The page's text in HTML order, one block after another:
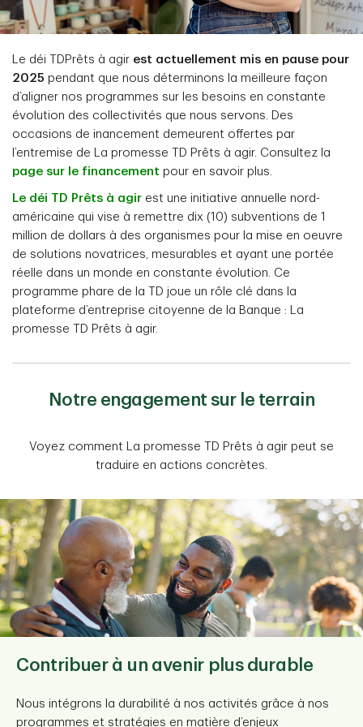
Le déi TDPrêts à agir est actuellement mis en pause pour
2025 pendant que nous déterminons la meilleure façon
d’aligner nos programmes sur les besoins en constante
évolution des collectivités que nous servons. Des
occasions de inancement demeurent offertes par
l’entremise de La promesse TD Prêts à agir. Consultez la
page sur le financement pour en savoir plus.
Le déi TD Prêts à agir est une initiative annuelle nord-
américaine qui vise à remettre dix (10) subventions de 1
million de dollars à des organismes pour la mise en oeuvre
de solutions novatrices, mesurables et ayant une portée
réelle dans un monde en constante évolution. Ce
programme phare de la TD joue un rôle clé dans la
plateforme d’entreprise citoyenne de la Banque : La
promesse TD Prêts à agir.
Notre engagement sur le terrain
Voyez comment La promesse TD Prêts à agir peut se
traduire en actions concrètes.
Contribuer à un avenir plus durable
Nous intégrons la durabilité à nos activités grâce à nos
programmes et stratégies en matière d’enjeux
Soutenir des collectivités diversifiées
La diversité et l’inclusion sont des valeurs fondamentales
qui nous aident à soutenir nos clients, collègues et
Collaborer avec les communautés
Engagés à faire progresser la vérité et
Toujours fiers. Toujours de l’avant.
Nous favorisons des changements positifs pour la
communauté 2ELGBTQ+ en soutenant des programmes
La scène est prête pour vibrer